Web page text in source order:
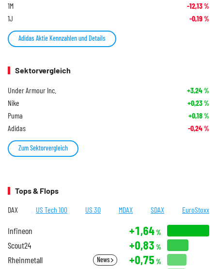
1M -12,13%
1J -0,19%
Adidas Aktie Kennzahlen und Details
Sektorvergleich
Under Armour Inc. +3,24%
Nike +0,23%
Puma +0,18%
Adidas -0,24%
Zum Sektorvergleich
Tops & Flops
DAX US Tech 100 US 30 MDAX SDAX EuroStoxx
Infineon +1,64%
Scout24 +0,83 %
Rheinmetall News +0,75 %